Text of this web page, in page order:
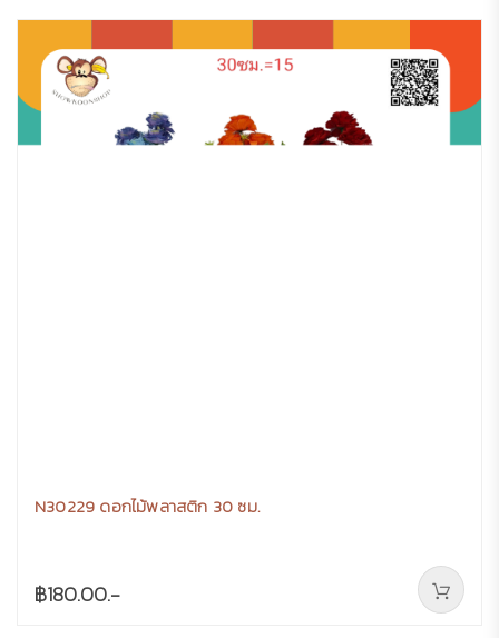
N30229 ดอกไม้พลาสติก 30 ซม.
฿180.00.-